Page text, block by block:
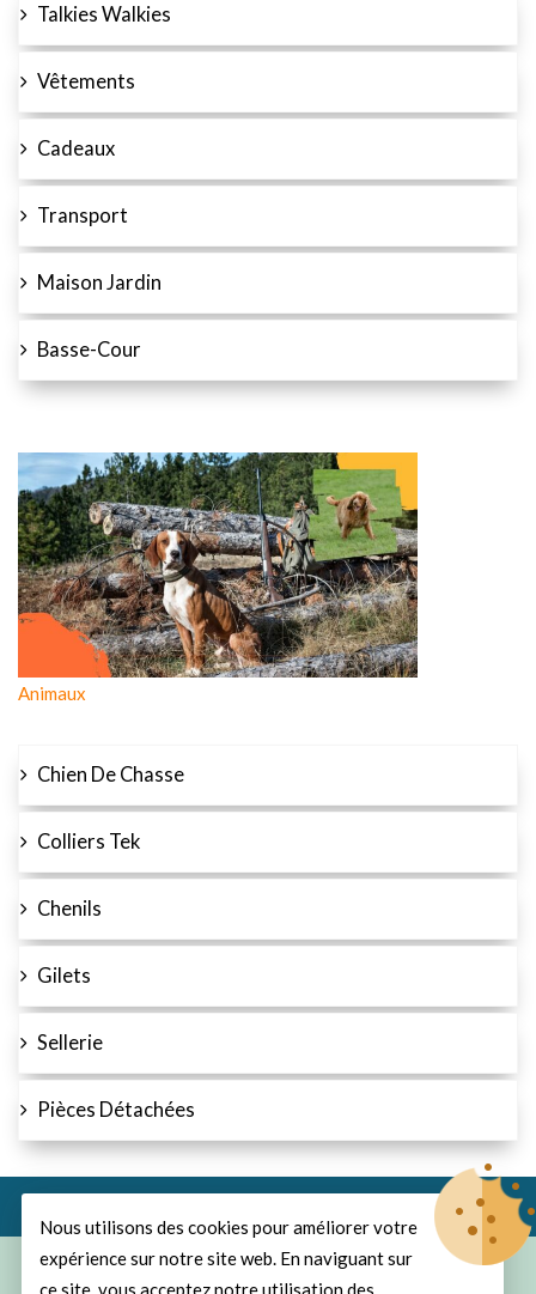
Talkies Walkies
Vêtements
Cadeaux
Transport
Maison Jardin
Basse-Cour
Animaux
Chien De Chasse
Colliers Tek
Chenils
Gilets
Sellerie
Pièces Détachées
© Copyright 2026ProChasseAll Rights Reserved.
Nous utilisons des cookies pour améliorer votre
expérience sur notre site web. En naviguant sur
ce site, vous acceptez notre utilisation des